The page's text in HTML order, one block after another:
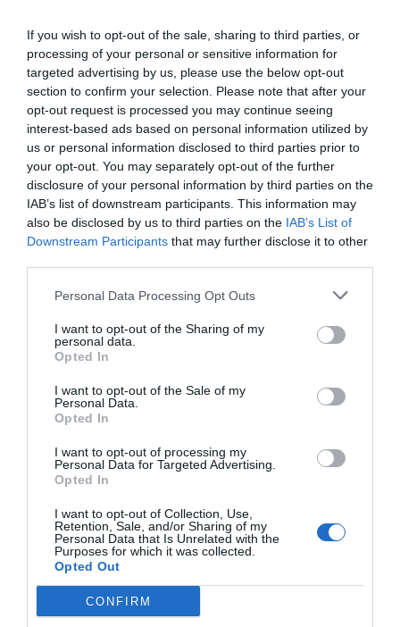
If you wish to opt-out of the sale, sharing to third parties, or
processing of your personal or sensitive information for
targeted advertising by us, please use the below opt-out
section to confirm your selection. Please note that after your
opt-out request is processed you may continue seeing
interest-based ads based on personal information utilized by
us or personal information disclosed to third parties prior to
your opt-out. You may separately opt-out of the further
disclosure of your personal information by third parties on the
IAB’s list of downstream participants. This information may
also be disclosed by us to third parties on the IAB’s List of
Downstream Participants that may further disclose it to other
Personal Data Processing Opt Outs
I want to opt-out of the Sharing of my
personal data.
Opted In
I want to opt-out of the Sale of my
Personal Data.
Opted In
I want to opt-out of processing my
Personal Data for Targeted Advertising.
Opted In
I want to opt-out of Collection, Use,
Retention, Sale, and/or Sharing of my
Personal Data that Is Unrelated with the
Purposes for which it was collected.
Opted Out
CONFIRM
Índex 2P
Premier League
Compartir
Imprimir
2Playbook Club